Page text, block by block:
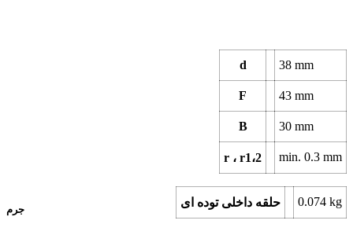
d 38 mm
F 43 mm
B 30 mm
r ، r1،2 min. 0.3 mm
جرم
حلقه داخلی توده ای 0.074 kg